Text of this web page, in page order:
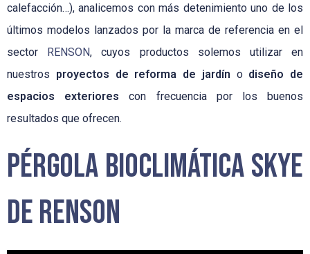
calefacción…), analicemos con más detenimiento uno de los
últimos modelos lanzados por la marca de referencia en el
sector RENSON, cuyos productos solemos utilizar en
nuestros proyectos de reforma de jardín o diseño de
espacios exteriores con frecuencia por los buenos
resultados que ofrecen.
Pérgola Bioclimática Skye
de Renson